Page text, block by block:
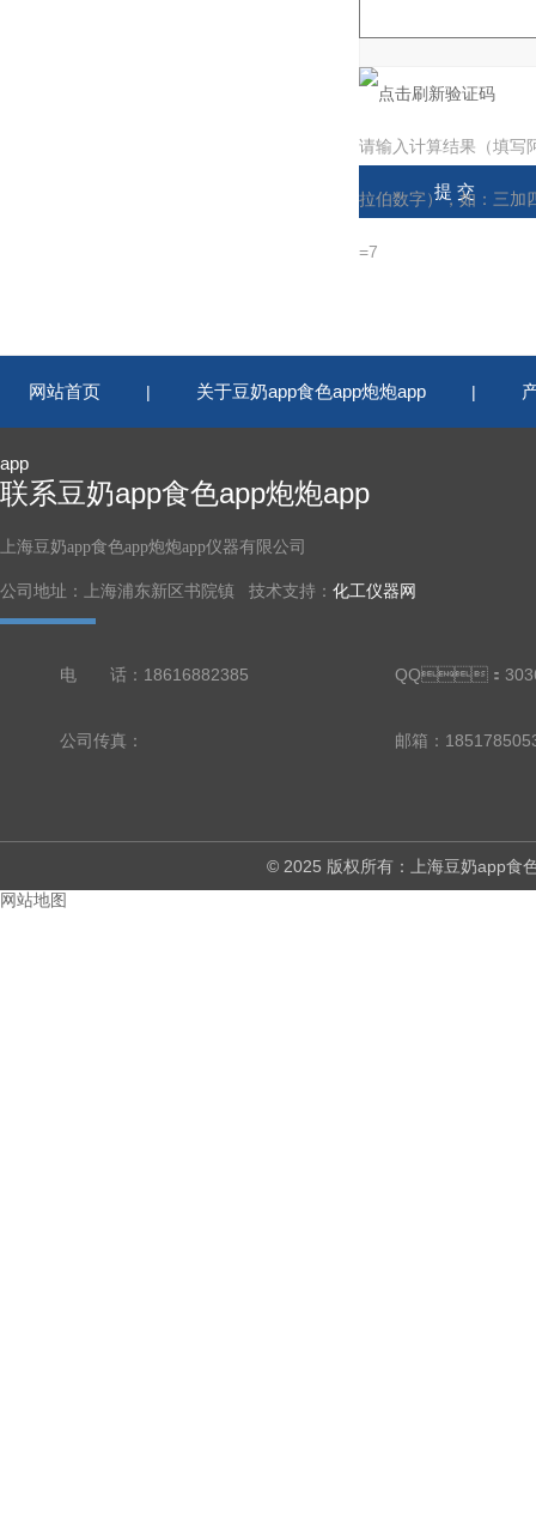
请输入计算结果（填写
拉伯数字），如：三加
=7
网站首页 | 关于豆奶app食色app炮炮app |
app
联系豆奶app食色app炮炮app
上海豆奶app食色app炮炮app仪器有限公司
公司地址：上海浦东新区书院镇 技术支持： 化工仪器网
电 话：18616882385 QQ：
公司传真： 邮箱：
© 2025 版权所有：上海豆奶app
网站地图